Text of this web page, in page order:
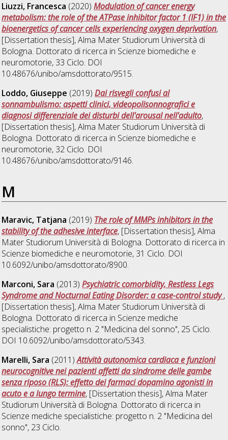
Liuzzi, Francesca (2020)Modulation of cancer energy
metabolism: the role of the ATPase inhibitor factor 1 (IF1) in the
bioenergetics of cancer cells experiencing oxygen deprivation,
[Dissertation thesis], Alma Mater Studiorum Università di
Bologna. Dottorato di ricerca in Scienze biomediche e
neuromotorie, 33 Ciclo. DOI
10.48676/unibo/amsdottorato/9515.
Loddo, Giuseppe (2019)Dai risvegli confusi al
sonnambulismo: aspetti clinici, videopolisonnografici e
diagnosi differenziale dei disturbi dell'arousal nell'adulto,
[Dissertation thesis], Alma Mater Studiorum Università di
Bologna. Dottorato di ricerca in Scienze biomediche e
neuromotorie, 32 Ciclo. DOI
10.48676/unibo/amsdottorato/9146.
M
Maravic, Tatjana (2019) The role of MMPs inhibitors in the
stability of the adhesive interface, [Dissertation thesis], Alma
Mater Studiorum Università di Bologna. Dottorato di ricerca in
Scienze biomediche e neuromotorie, 31 Ciclo. DOI
10.6092/unibo/amsdottorato/8900.
Marconi, Sara (2013)Psychiatric comorbidity, Restless Legs
Syndrome and Nocturnal Eating Disorder: a case-control study,
[Dissertation thesis], Alma Mater Studiorum Università di
Bologna. Dottorato di ricerca in Scienze mediche
specialistiche: progetto n. 2 "Medicina del sonno", 25 Ciclo.
DOI 10.6092/unibo/amsdottorato/5343.
Marelli, Sara (2011)Attività autonomica cardiaca e funzioni
neurocognitive nei pazienti affetti da sindrome delle gambe
senza riposo (RLS): effetto dei farmaci dopamino agonisti in
acuto e a lungo termine, [Dissertation thesis], Alma Mater
Studiorum Università di Bologna. Dottorato di ricerca in
Scienze mediche specialistiche: progetto n. 2 "Medicina del
sonno", 23 Ciclo.